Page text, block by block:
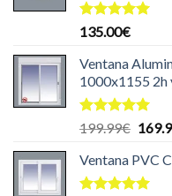
Valorado
de 5
135.00€
Ventana
1000x1155 2h
Valorado
de 5
199.99€ El
era:
Ventana PVC